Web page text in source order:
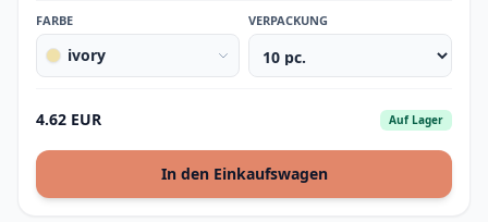
FARBE
ivory
VERPACKUNG
4.62 EUR Auf Lager
In den Einkaufswagen